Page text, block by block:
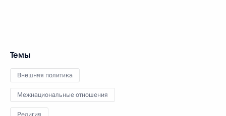
Темы
Внешняя политика
Межнациональные отношения